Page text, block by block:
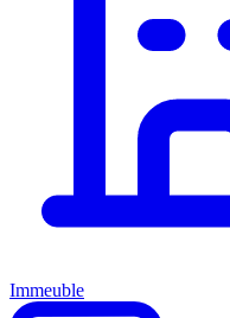
Immeuble